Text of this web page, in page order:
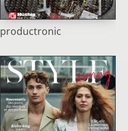
productronic